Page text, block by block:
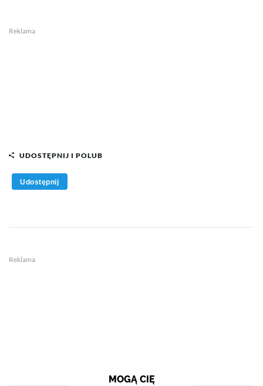
Reklama
UDOSTĘPNIJ I POLUB
Udostępnij
Reklama
MOGĄ CIĘ